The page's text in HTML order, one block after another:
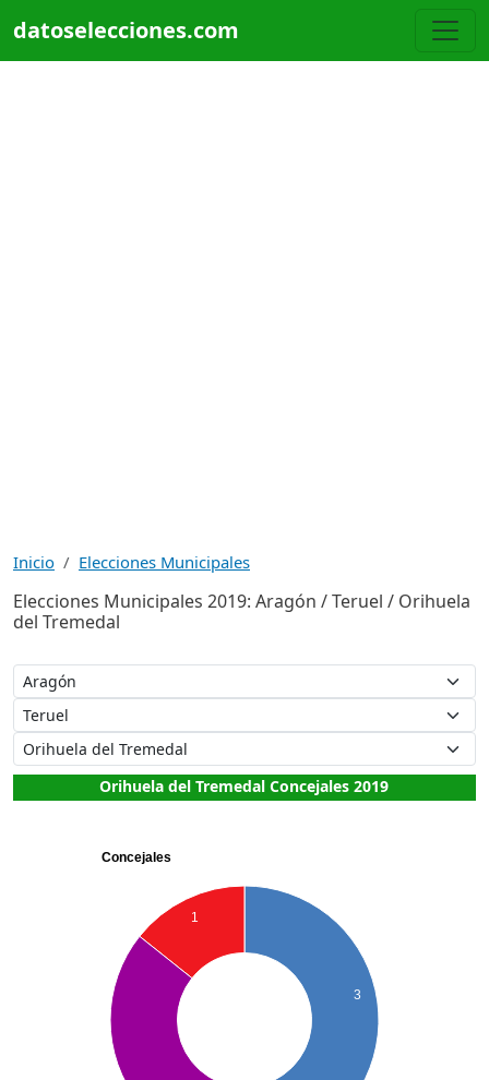
datoselecciones.com
Inicio Elecciones Municipales
Elecciones Municipales 2019: Aragón / Teruel / Orihuela
del Tremedal
Orihuela del Tremedal Concejales 2019
Concejales
3
1